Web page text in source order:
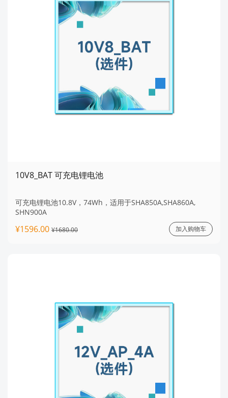
10V8_BAT 可充电锂电池
可充电锂电池10.8V，74Wh，适用于SHA850A,SHA860A,
SHN900A
¥1596.00 ¥1680.00 加入购物车